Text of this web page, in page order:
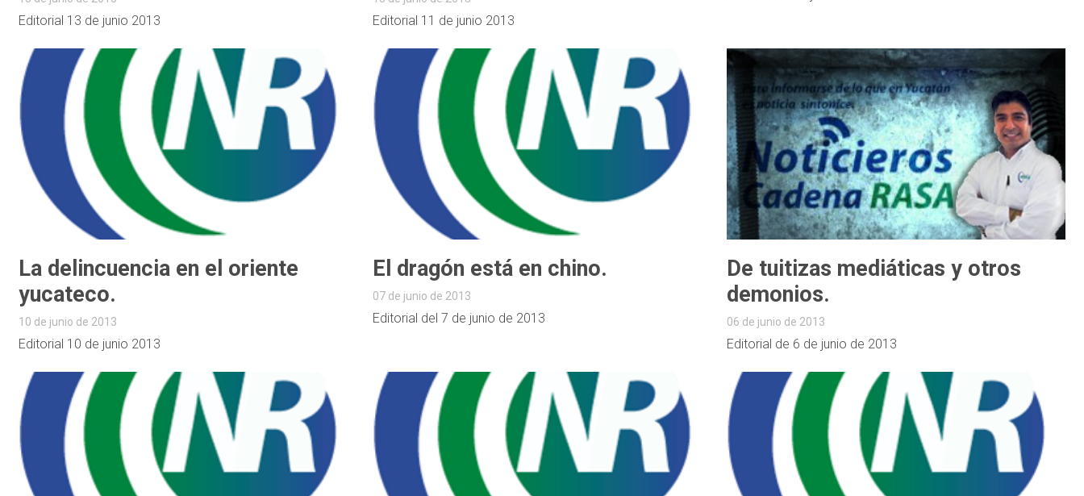
Editorial 13 de junio 2013 Editorial 11 de junio 2013
La delincuencia en el oriente
yucateco.
10 de junio de 2013
Editorial 10 de junio 2013
El dragón está en chino.
07 de junio de 2013
Editorial del 7 de junio de 2013
De tuitizas mediáticas y otros
demonios.
06 de junio de 2013
Editorial de 6 de junio de 2013